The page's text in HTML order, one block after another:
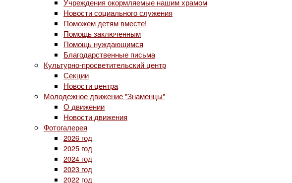
Учреждения окормляемые нашим храмом
Новости социального служения
Поможем детям вместе!
Помощь заключенным
Помощь нуждающимся
Благодарственные письма
Культурно-просветительский центр
Секции
Новости центра
Молодежное движение "Знаменцы"
О движении
Новости движения
Фотогалерея
2026 год
2025 год
2024 год
2023 год
2022 год